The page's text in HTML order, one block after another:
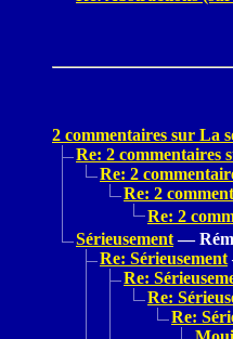
2 commentaires sur La
Re: 2 commentaires
Re: 2
Re: 2
Re: 2
Sérieusement —
Re: Sérieusement
Re:
Re:
Re: